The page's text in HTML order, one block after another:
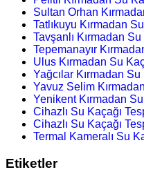
Sultan Orhan
Tatlıkuyu Kırmadan
Tavşanlı Kırmadan
Tepemanayır
Ulus Kırmadan Su
Yağcılar Kırmadan
Yavuz Selim
Yenikent Kırmadan
Cihazlı Su Kaçağı
Cihazlı Su Kaçağı
Termal Kameralı Su
Etiketler